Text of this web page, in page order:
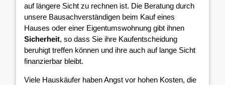
auf längere Sicht zu rechnen ist. Die Beratung durch
unsere Bausachverständigen beim Kauf eines
Hauses oder einer Eigentumswohnung gibt ihnen
Sicherheit, so dass Sie ihre Kaufentscheidung
beruhigt treffen können und ihre auch auf lange Sicht
finanzierbar bleibt.
Viele Hauskäufer haben Angst vor hohen Kosten, die